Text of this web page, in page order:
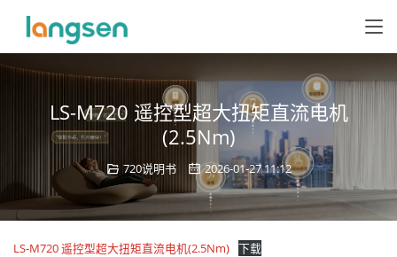
LS-M720 遥控型超大扭矩直流电机
(2.5Nm)
720说明书 2026-01-27 11:12
LS-M720 遥控型超大扭矩直流电机(2.5Nm) 下载